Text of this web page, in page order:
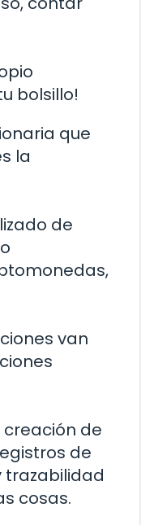
bolsillo!
que
la
de
van
de
de
trazabilidad
cosas.